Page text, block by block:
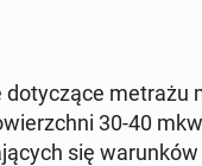
metrażu
30-40
się